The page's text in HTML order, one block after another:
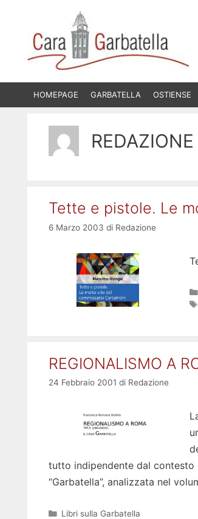
contenuto
HOMEPAGE GARBATELLA OSTIENSE
REDAZIONE
Tette e pistole. Le
6 Marzo 2003 di Redazione
REGIONALISMO A
24 Febbraio 2001 di Redazione
tutto indipendente dal
“Garbatella”, analizzata nel
Categorie
Libri sulla Garbatella